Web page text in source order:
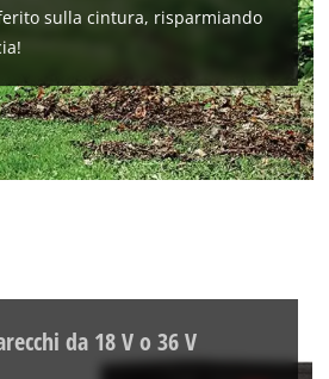
sulla cintura, risparmiando
da 18 V o 36 V